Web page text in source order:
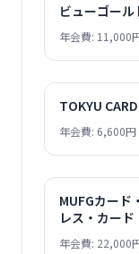
ビューゴー
年会費: 11,000
TOKYU
年会費: 6,600円
MUFGカード
レス・カード
年会費: 22,000